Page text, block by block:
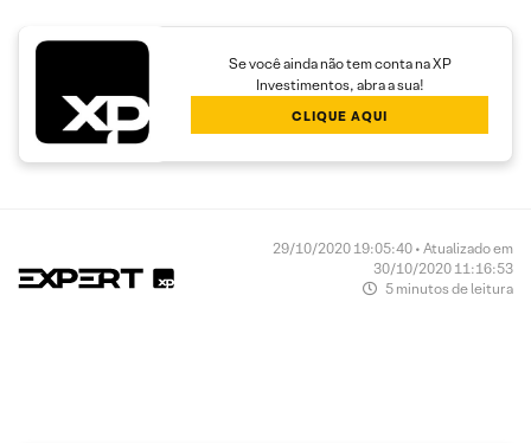
Se você ainda não tem conta na XP
Investimentos, abra a sua!
CLIQUE AQUI
29/10/2020 19:05:40 • Atualizado em
30/10/2020 11:16:53
5 minutos de leitura